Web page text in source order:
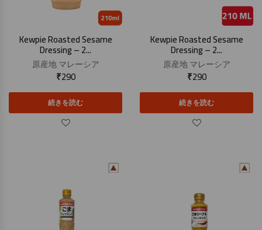
Kewpie Roasted Sesame
Dressing – 2...
原産地マレーシア
₹290
続きを読む
Kewpie Roasted Sesame
Dressing – 2...
原産地マレーシア
₹290
続きを読む